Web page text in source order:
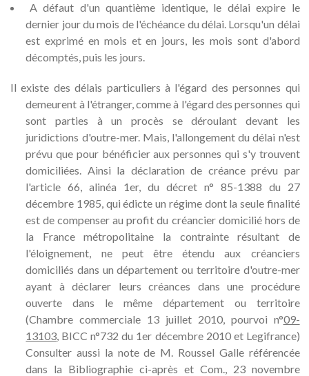
A défaut d'un quantième identique, le délai expire le
dernier jour du mois de l'échéance du délai. Lorsqu'un délai
est exprimé en mois et en jours, les mois sont d'abord
décomptés, puis les jours.
Il existe des délais particuliers à l'égard des personnes qui
demeurent à l'étranger, comme à l'égard des personnes qui
sont parties à un procès se déroulant devant les
juridictions d'outre-mer. Mais, l'allongement du délai n'est
prévu que pour bénéficier aux personnes qui s'y trouvent
domiciliées. Ainsi la déclaration de créance prévu par
l'article 66, alinéa 1er, du décret n° 85-1388 du 27
décembre 1985, qui édicte un régime dont la seule finalité
est de compenser au profit du créancier domicilié hors de
la France métropolitaine la contrainte résultant de
l'éloignement, ne peut être étendu aux créanciers
domiciliés dans un département ou territoire d'outre-mer
ayant à déclarer leurs créances dans une procédure
ouverte dans le même département ou territoire
(Chambre commerciale 13 juillet 2010, pourvoi n°09-
13103, BICC n°732 du 1er décembre 2010 et Legifrance)
Consulter aussi la note de M. Roussel Galle référencée
dans la Bibliographie ci-après et Com., 23 novembre